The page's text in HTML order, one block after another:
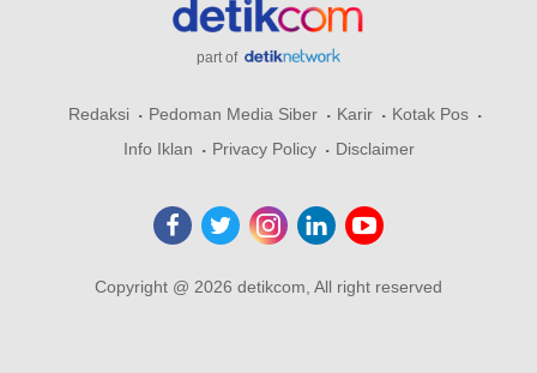
part of
Redaksi Pedoman Media Siber Karir
Kotak Pos
Info Iklan
Privacy Policy Disclaimer
Copyright @ 2026 detikcom, All right reserved